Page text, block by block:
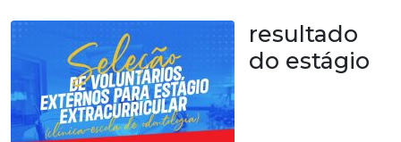
resultado
do estágio